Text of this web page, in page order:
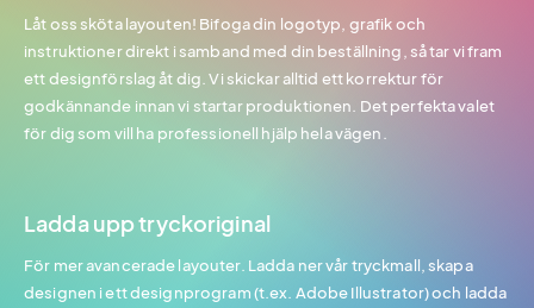
Låt oss sköta layouten! Bifoga din logotyp, grafik och
instruktioner direkt i samband med din beställning, så tar vi fram
ett designförslag åt dig. Vi skickar alltid ett korrektur för
godkännande innan vi startar produktionen. Det perfekta valet
för dig som vill ha professionell hjälp hela vägen.
Ladda upp tryckoriginal
För mer avancerade layouter. Ladda ner vår tryckmall, skapa
designen i ett designprogram (t.ex. Adobe Illustrator) och ladda